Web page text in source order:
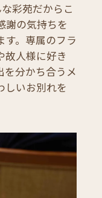
彩苑だからこ
謝の気持ちを
す。専属のフラ
故人様に好き
を分かち合うメ
しいお別れを